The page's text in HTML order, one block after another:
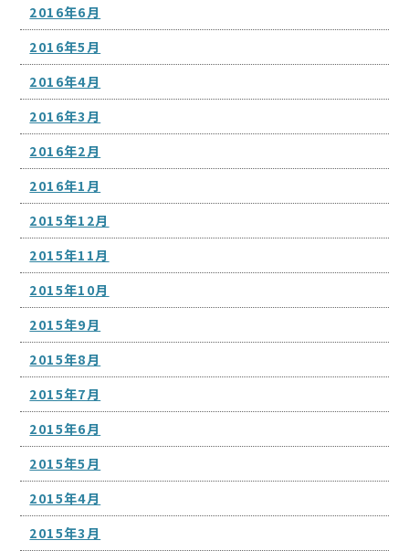
2016年6月
2016年5月
2016年4月
2016年3月
2016年2月
2016年1月
2015年12月
2015年11月
2015年10月
2015年9月
2015年8月
2015年7月
2015年6月
2015年5月
2015年4月
2015年3月